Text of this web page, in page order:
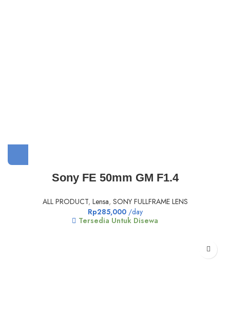
Sony FE 50mm GM F1.4
ALL PRODUCT, Lensa, SONY FULLFRAME LENS
Rp285,000/day
Tersedia Untuk Disewa